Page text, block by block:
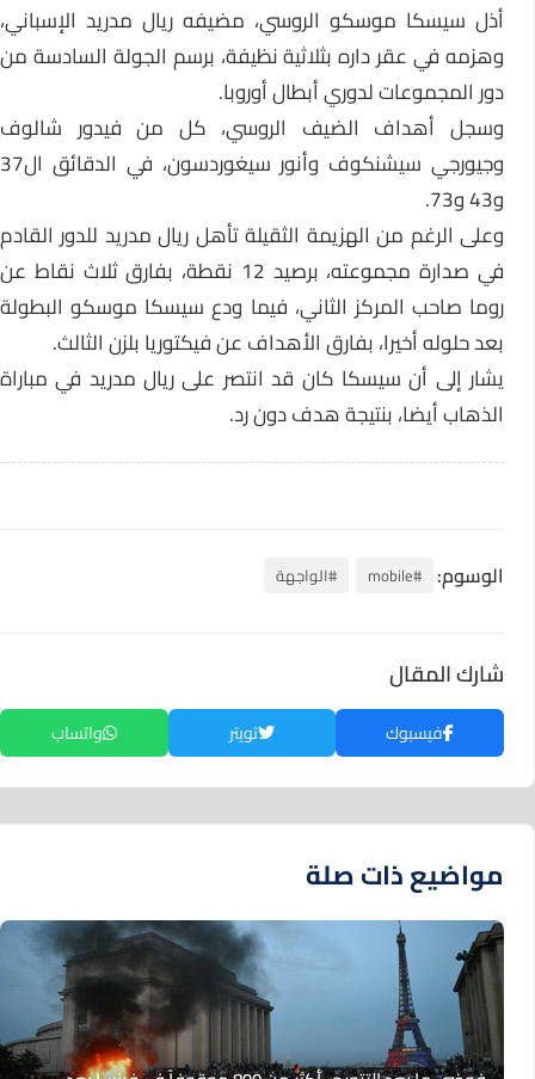
أذل سيسكا موسكو الروسي، مضيفه ريال مدريد الإسباني،
وهزمه في عقر داره بثلاثية نظيفة، برسم الجولة السادسة من
دور المجموعات لدوري أبطال أوروبا.
وسجل أهداف الضيف الروسي، كل من فيدور شالوف
وجيورجي سيشنكوف وأنور سيغوردسون، في الدقائق ال37
وعلى الرغم من الهزيمة الثقيلة تأهل ريال مدريد للدور القادم
في صدارة مجموعته، برصيد 12 نقطة، بفارق ثلاث نقاط عن
روما صاحب المركز الثاني، فيما ودع سيسكا موسكو البطولة
بعد حلوله أخيرا، بفارق الأهداف عن فيكتوريا بلزن الثالث.
يشار إلى أن سيسكا كان قد انتصر على ريال مدريد في مباراة
الذهاب أيضا، بنتيجة هدف دون رد.
الوسوم: #mobile #الواجهة
شارك المقال
فيسبوك تويتر واتساب
مواضيع ذات صلة